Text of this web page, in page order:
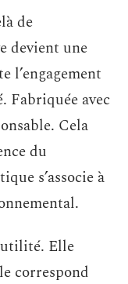
de
devient une
l’engagement
Fabriquée avec
Cela
du
s’associe à
Elle
correspond